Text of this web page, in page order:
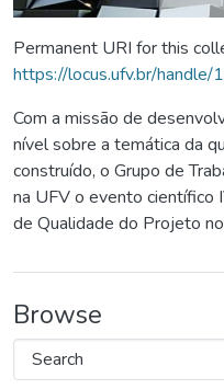
Permanent URI for this
https://locus.ufv.br/
Com a missão de
nível sobre a temática da
construído, o Grupo de
na UFV o evento científico
de Qualidade do Projeto
Browse